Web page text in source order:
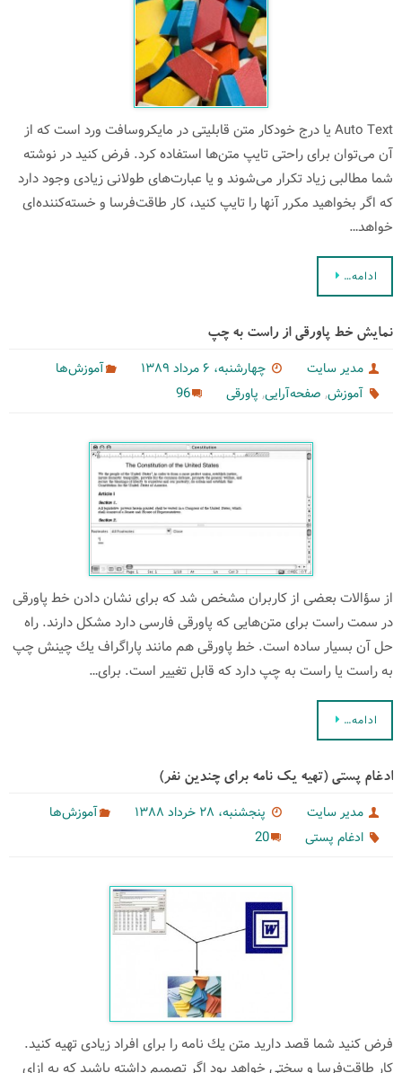
Auto Text یا درج خودكار متن قابلیتی در مایكروسافت ورد است كه از
آن می‌توان برای راحتی تایپ متن‌ها استفاده كرد. فرض كنید در نوشته
شما مطالبی زیاد تكرار می‌شوند و یا عبارت‌های طولانی زیادی وجود دارد
كه اگر بخواهید مكرر آنها را تایپ كنید، كار طاقت‌فرسا و خسته‌كننده‌ای
خواهد…
ادامه…
نمایش خط پاورقی از راست به چپ
مدیر سایت چهارشنبه، ۶ مرداد ۱۳۸۹
آموزش‌ها
آموزش, صفحه‌آرایی, پاورقی 96
از سؤالات بعضی از كاربران مشخص شد كه برای نشان دادن خط پاورقی
در سمت راست برای متن‌هایی كه پاورقی فارسی دارد مشكل دارند. راه
حل آن بسیار ساده است. خط پاورقی هم مانند پاراگراف یك چینش چپ
به راست یا راست به چپ دارد كه قابل تغییر است. برای…
ادامه…
ادغام پستی (تهیه یك نامه برای چندین نفر)
مدیر سایت پنجشنبه، ۲۸ خرداد ۱۳۸۸
آموزش‌ها
ادغام پستی
20
فرض كنید شما قصد دارید متن یك نامه را برای افراد زیادی تهیه كنید.
كار طاقت‌فرسا و سختی خواهد بود اگر تصمیم داشته باشید كه به ازای